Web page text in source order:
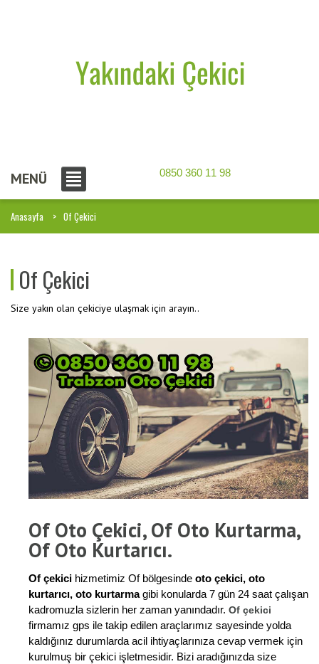
MENÜ 0850 360 11 98
Anasayfa Of Çekici
Of Çekici
Size yakın olan çekiciye ulaşmak için arayın..
Of Oto Çekici, Of Oto Kurtarma,
Of Oto Kurtarıcı.
Of çekici hizmetimiz Of bölgesinde oto çekici, oto
kurtarıcı, oto kurtarmagibi konularda 7 gün 24 saat çalışan
kadromuzla sizlerin her zaman yanındadır. Of çekici
firmamız gps ile takip edilen araçlarımız sayesinde yolda
kaldığınız durumlarda acil ihtiyaçlarınıza cevap vermek için
kurulmuş bir çekici işletmesidir. Bizi aradığınızda size